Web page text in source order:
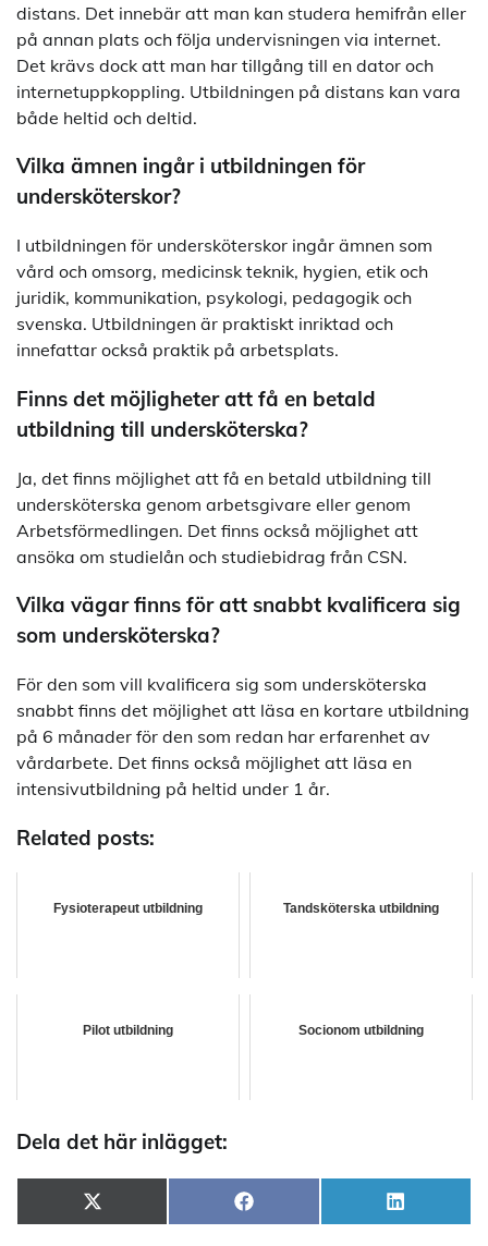
distans. Det innebär att man kan studera hemifrån eller
på annan plats och följa undervisningen via internet.
Det krävs dock att man har tillgång till en dator och
internetuppkoppling. Utbildningen på distans kan vara
både heltid och deltid.
Vilka ämnen ingår i utbildningen för
undersköterskor?
I utbildningen för undersköterskor ingår ämnen som
vård och omsorg, medicinsk teknik, hygien, etik och
juridik, kommunikation, psykologi, pedagogik och
svenska. Utbildningen är praktiskt inriktad och
innefattar också praktik på arbetsplats.
Finns det möjligheter att få en betald
utbildning till undersköterska?
Ja, det finns möjlighet att få en betald utbildning till
undersköterska genom arbetsgivare eller genom
Arbetsförmedlingen. Det finns också möjlighet att
ansöka om studielån och studiebidrag från CSN.
Vilka vägar finns för att snabbt kvalificera sig
som undersköterska?
För den som vill kvalificera sig som undersköterska
snabbt finns det möjlighet att läsa en kortare utbildning
på 6 månader för den som redan har erfarenhet av
vårdarbete. Det finns också möjlighet att läsa en
intensivutbildning på heltid under 1 år.
Related posts:
Fysioterapeut utbildning Tandsköterska utbildning
Pilot utbildning Socionom utbildning
Dela det här inlägget:
Dela
på
X
(Twitter)
Dela
på
Facebook
Dela
på
LinkedIn